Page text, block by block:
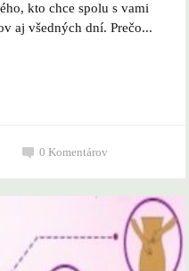
kto chce spolu s vami
aj všedných dní. Prečo...
0Komentárov